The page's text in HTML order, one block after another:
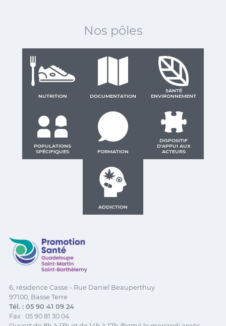
Nos pôles
NUTRITION DOCUMENTATION
SANTÉ
ENVIRONNEMENT
POPULATIONS
SPÉCIFIQUES
FORMATION
DISPOSITIF
D'APPUI AUX
ACTEURS
ADDICTION
Promotion Santé Guadeloupe, Saint-Martin, Saint
6, résidence Casse - Rue Daniel Beauperthuy
97100, Basse Terre
Tél. : 05 90 41 09 24
Fax : 05 90 81 30 04